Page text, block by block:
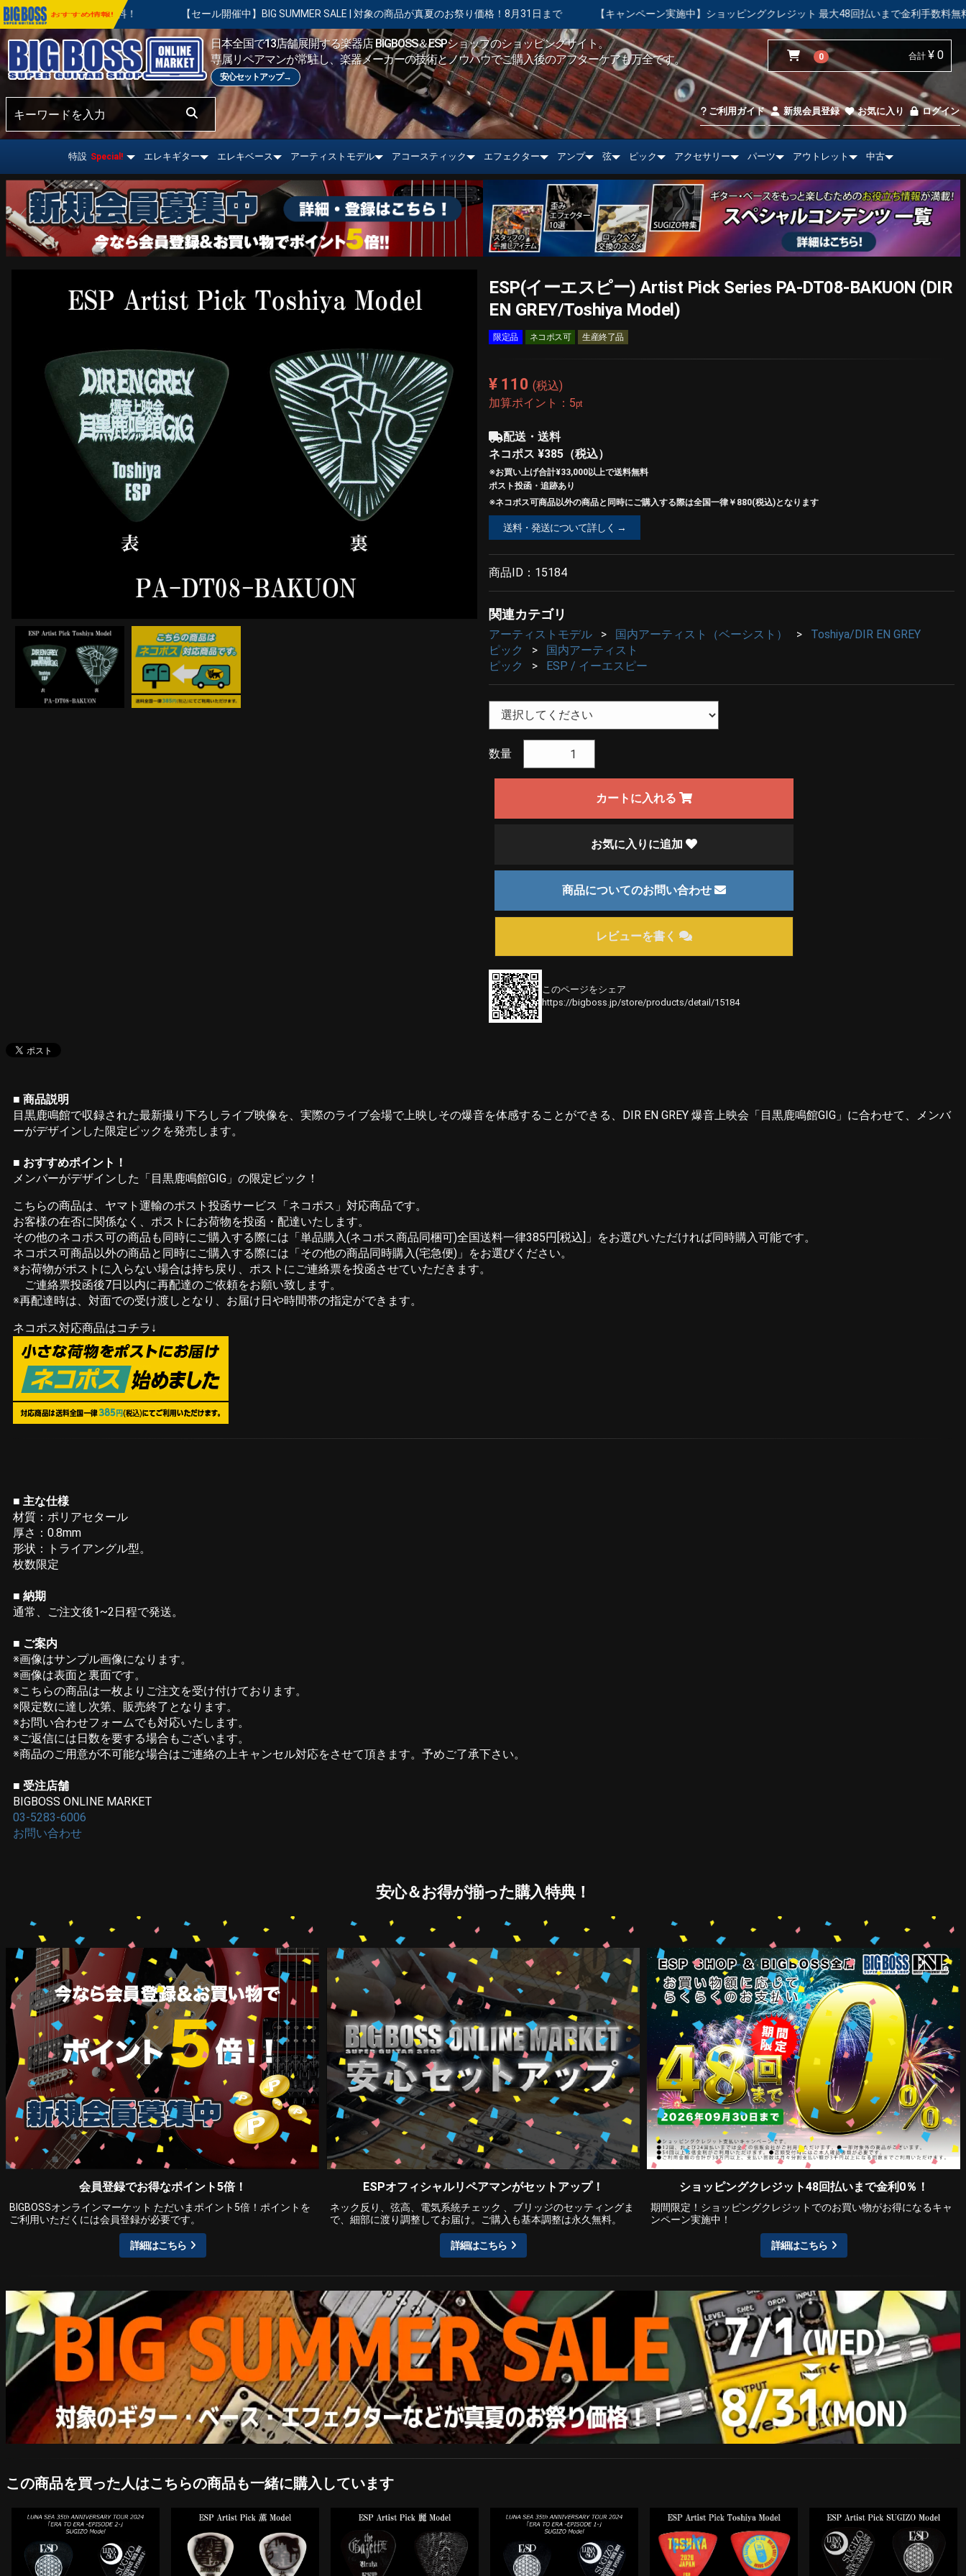
【セール開催中】BIG SUMMER SALE | 対象の商品が真夏のお祭り価格！8月31日まで 【キャンペーン実施中】ショッピングクレジット 最大48回払いまで金利手数料無料！ 【中古市場】エ
おすすめ情報!
日本全国で13店舗展開する楽器店 BIGBOSS＆ESPショップのショッピングサイト。
専属リペアマンが常駐し、楽器メーカーの技術とノウハウでご購入後のアフターケアも万全です。
安心セットアップ→
0 合計 ¥ 0
ご利用ガイド 新規会員登録 お気に入り ログイン
特設 Special! エレキギター エレキベース アーティストモデル アコースティック エフェクター アンプ 弦 ピック アクセサリー パーツ アウトレット 中古
ESP(イーエスピー) Artist Pick Series PA-DT08-BAKUON (DIR
EN GREY/Toshiya Model)
限定品 ネコポス可 生産終了品
¥ 110 (税込)
加算ポイント： 5pt
配送・送料
ネコポス ¥385 （税込）
※お買い上げ合計¥33,000以上で送料無料
ポスト投函・追跡あり
※ネコポス可商品以外の商品と同時にご購入する際は全国一律￥880(税込)となります
送料・発送について詳しく →
商品ID： 15184
関連カテゴリ
アーティストモデル 国内アーティスト（ベーシスト）
Toshiya/DIR EN GREY
ピック
国内アーティスト
ピック
ESP / イーエスピー
数量
カートに入れる
お気に入りに追加
商品についてのお問い合わせ
レビューを書く
このページをシェア
https://bigboss.jp/store/products/detail/15184
■ 商品説明
目黒鹿鳴館で収録された最新撮り下ろしライブ映像を、実際のライブ会場で上映しその爆音を体感することができる、DIR EN GREY 爆音上映会「目黒鹿鳴館GIG」に合わせて、メンバ
ーがデザインした限定ピックを発売します。
■ おすすめポイント！
メンバーがデザインした「目黒鹿鳴館GIG」の限定ピック！
こちらの商品は、ヤマト運輸のポスト投函サービス「ネコポス」対応商品です。
お客様の在否に関係なく、ポストにお荷物を投函・配達いたします。
その他のネコポス可の商品も同時にご購入する際には「単品購入(ネコポス商品同梱可)全国送料一律385円[税込]」をお選びいただければ同時購入可能です。
ネコポス可商品以外の商品と同時にご購入する際には「その他の商品同時購入(宅急便)」をお選びください。
※お荷物がポストに入らない場合は持ち戻り、ポストにご連絡票を投函させていただきます。
ご連絡票投函後7日以内に再配達のご依頼をお願い致します。
※再配達時は、対面での受け渡しとなり、お届け日や時間帯の指定ができます。
ネコポス対応商品はコチラ↓
■ 主な仕様
材質：ポリアセタール
厚さ：0.8mm
形状：トライアングル型。
枚数限定
■ 納期
通常、ご注文後1~2日程で発送。
■ ご案内
※画像はサンプル画像になります。
※画像は表面と裏面です。
※こちらの商品は一枚よりご注文を受け付けております。
※限定数に達し次第、販売終了となります。
※お問い合わせフォームでも対応いたします。
※ご返信には日数を要する場合もございます。
※商品のご用意が不可能な場合はご連絡の上キャンセル対応をさせて頂きます。予めご了承下さい。
■ 受注店舗
BIGBOSS ONLINE MARKET
03-5283-6006
お問い合わせ
安心＆お得が揃った購入特典！
会員登録でお得なポイント5倍！
BIGBOSSオンラインマーケット ただいまポイント5倍！ポイントを
ご利用いただくには会員登録が必要です。
詳細はこちら
ESPオフィシャルリペアマンがセットアップ！
ネック反り、弦高、電気系統チェック 、ブリッジのセッティングま
で、細部に渡り調整してお届け。ご購入も基本調整は永久無料。
詳細はこちら
ショッピングクレジット48回払いまで金利0％！
期間限定！ショッピングクレジットでのお買い物がお得になるキャ
ンペーン実施中！
詳細はこちら
この商品を買った人はこちらの商品も一緒に購入しています